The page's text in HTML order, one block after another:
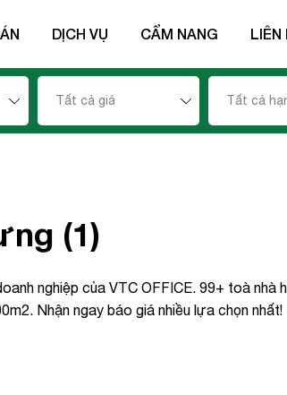
DỊCH VỤ CẨM NANG LIÊN
Tất cả giá Tất cả
(1)
nghiệp của VTC OFFICE. 99+ toà nhà
Nhận ngay báo giá nhiều lựa chọn nhất!